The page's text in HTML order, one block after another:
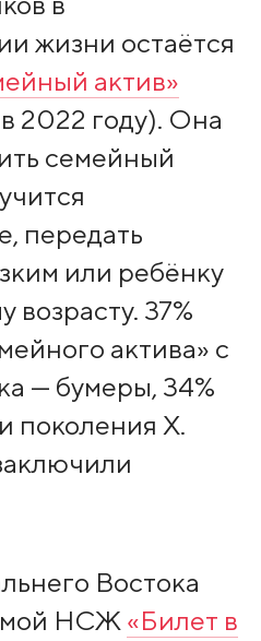
жизни остаётся
актив»
2022 году). Она
семейный
передать
или ребёнку
возрасту. 37%
актива» с
— бумеры, 34%
поколения Х.
Востока
НСЖ «Билет в